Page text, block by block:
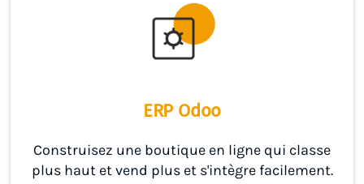
ERP Odoo
Construisez une boutique en ligne qui classe
plus haut et vend plus et s'intègre facilement.